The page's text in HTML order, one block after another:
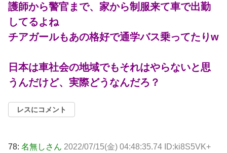
護師から警官まで、家から制服来て車で出勤
してるよね
チアガールもあの格好で通学バス乗ってたりw
日本は車社会の地域でもそれはやらないと思
うんだけど、実際どうなんだろ？
レスにコメント
78: 名無しさん 2022/07/15(金) 04:48:35.74 ID:ki8S5VK+